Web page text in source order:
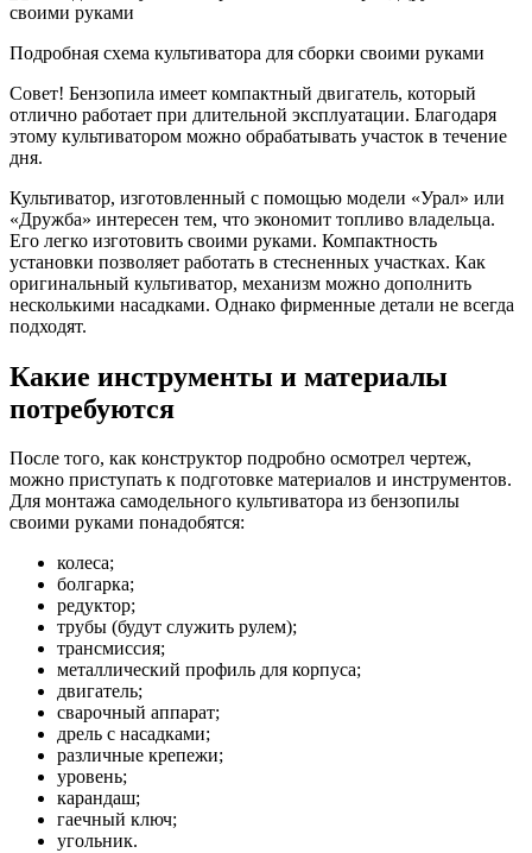
Подробная схема культиватора для сборки своими руками
Совет! Бензопила имеет компактный двигатель, который
отлично работает при длительной эксплуатации. Благодаря
этому культиватором можно обрабатывать участок в течение
дня.
Культиватор, изготовленный с помощью модели «Урал» или
«Дружба» интересен тем, что экономит топливо владельца.
Его легко изготовить своими руками. Компактность
установки позволяет работать в стесненных участках. Как
оригинальный культиватор, механизм можно дополнить
несколькими насадками. Однако фирменные детали не всегда
подходят.
Какие инструменты и материалы
потребуются
После того, как конструктор подробно осмотрел чертеж,
можно приступать к подготовке материалов и инструментов.
Для монтажа самодельного культиватора из бензопилы
своими руками понадобятся:
колеса;
болгарка;
редуктор;
трубы (будут служить рулем);
трансмиссия;
металлический профиль для корпуса;
двигатель;
сварочный аппарат;
дрель с насадками;
различные крепежи;
уровень;
карандаш;
гаечный ключ;
угольник.